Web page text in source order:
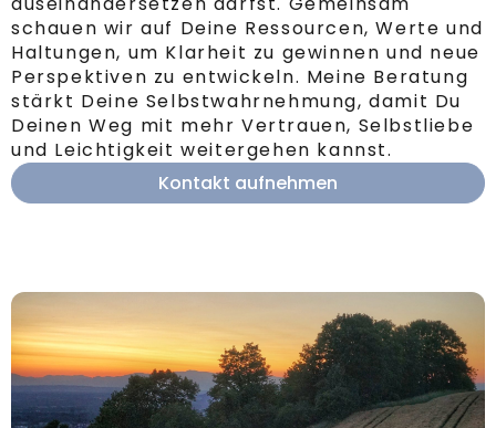
schauen wir auf Deine Ressourcen, Werte und
Haltungen, um Klarheit zu gewinnen und neue
Perspektiven zu entwickeln. Meine Beratung
stärkt Deine Selbstwahrnehmung, damit Du
Deinen Weg mit mehr Vertrauen, Selbstliebe
und Leichtigkeit weitergehen kannst.
Kontakt aufnehmen